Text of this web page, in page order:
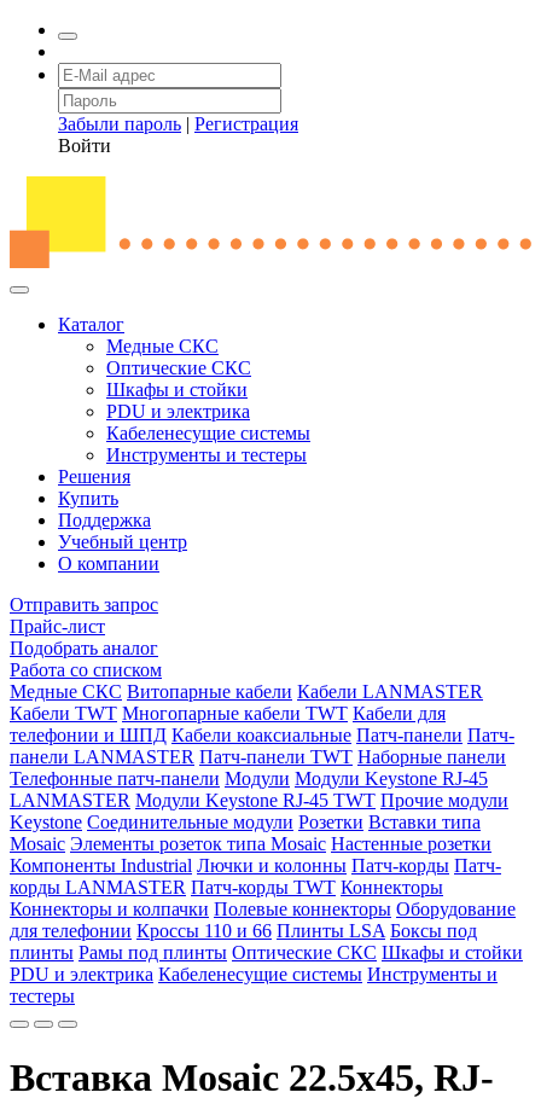
Забыли пароль | Регистрация
Войти
Каталог
Медные СКС
Оптические СКС
Шкафы и стойки
PDU и электрика
Кабеленесущие системы
Инструменты и тестеры
Решения
Купить
Поддержка
Учебный центр
О компании
Отправить запрос
Прайс-лист
Подобрать аналог
Работа со списком
Медные СКС Витопарные кабели Кабели LANMASTER
Кабели TWT Многопарные кабели TWT Кабели для
телефонии и ШПД Кабели коаксиальные Патч-панели Патч-
панели LANMASTER Патч-панели TWT Наборные панели
Телефонные патч-панели Модули Модули Keystone RJ-45
LANMASTER Модули Keystone RJ-45 TWT Прочие модули
Keystone Соединительные модули Розетки Вставки типа
Mosaic Элементы розеток типа Mosaic Настенные розетки
Компоненты Industrial Лючки и колонны Патч-корды Патч-
корды LANMASTER Патч-корды TWT Коннекторы
Коннекторы и колпачки Полевые коннекторы Оборудование
для телефонии Кроссы 110 и 66 Плинты LSA Боксы под
плинты Рамы под плинты Оптические СКС Шкафы и стойки
PDU и электрика Кабеленесущие системы Инструменты и
тестеры
Вставка Mosaic 22.5x45, RJ-